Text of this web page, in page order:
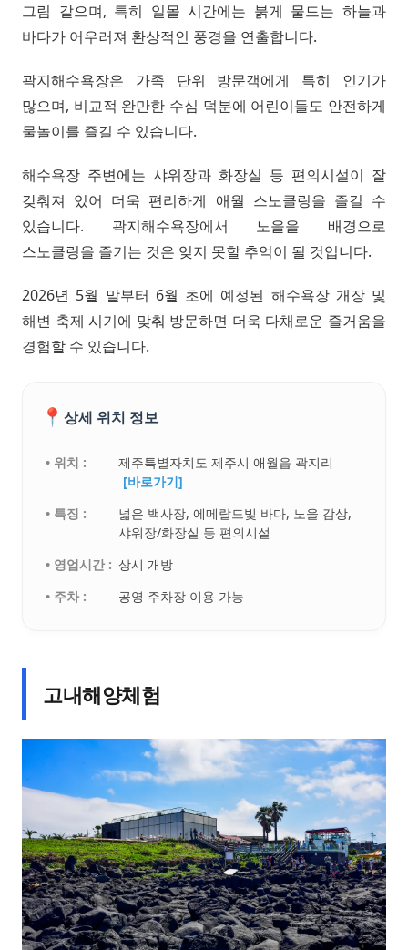
그림 같으며, 특히 일몰 시간에는 붉게 물드는 하늘과
바다가 어우러져 환상적인 풍경을 연출합니다.
곽지해수욕장은 가족 단위 방문객에게 특히 인기가
많으며, 비교적 완만한 수심 덕분에 어린이들도 안전하게
물놀이를 즐길 수 있습니다.
해수욕장 주변에는 샤워장과 화장실 등 편의시설이 잘
갖춰져 있어 더욱 편리하게 애월 스노클링을 즐길 수
있습니다. 곽지해수욕장에서 노을을 배경으로
스노클링을 즐기는 것은 잊지 못할 추억이 될 것입니다.
2026년 5월 말부터 6월 초에 예정된 해수욕장 개장 및
해변 축제 시기에 맞춰 방문하면 더욱 다채로운 즐거움을
경험할 수 있습니다.
📍 상세 위치 정보
• 위치 :
제주특별자치도 제주시 애월읍 곽지리
[바로가기]
• 특징 :
넓은 백사장, 에메랄드빛 바다, 노을 감상,
샤워장/화장실 등 편의시설
• 영업시간 : 상시 개방
• 주차 :
공영 주차장 이용 가능
고내해양체험